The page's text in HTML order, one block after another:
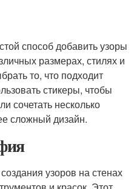
способ добавить узоры
размерах, стилях и
то, что подходит
стикеры, чтобы
сочетать несколько
сложный дизайн.
узоров на стенах